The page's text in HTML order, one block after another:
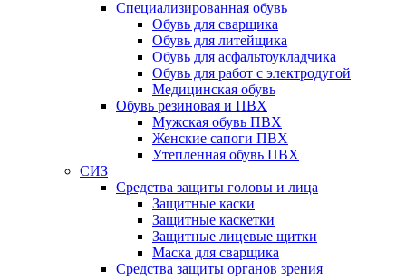
Специализированная обувь
Обувь для сварщика
Обувь для литейщика
Обувь для асфальтоукладчика
Обувь для работ с электродугой
Медицинская обувь
Обувь резиновая и ПВХ
Мужская обувь ПВХ
Женские сапоги ПВХ
Утепленная обувь ПВХ
СИЗ
Средства защиты головы и лица
Защитные каски
Защитные каскетки
Защитные лицевые щитки
Маска для сварщика
Средства защиты органов зрения